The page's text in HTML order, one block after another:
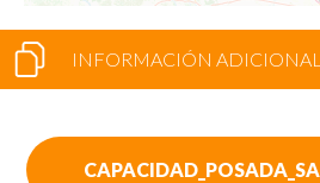
INFORMACIÓN ADICIONAL